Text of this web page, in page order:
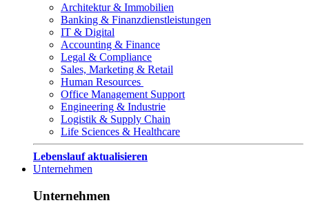
Architektur & Immobilien
Banking & Finanzdienstleistungen
IT & Digital
Accounting & Finance
Legal & Compliance
Sales, Marketing & Retail
Human Resources
Office Management Support
Engineering & Industrie
Logistik & Supply Chain
Life Sciences & Healthcare
Lebenslauf aktualisieren
Unternehmen
Unternehmen